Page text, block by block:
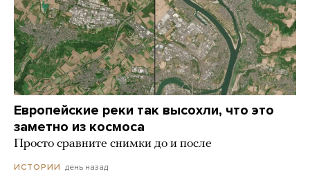
Европейские реки так высохли, что это
заметно из космоса
Просто сравните снимки до и после
ИСТОРИИ день назад